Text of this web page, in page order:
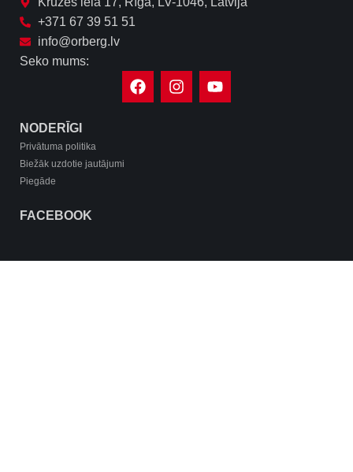
+371 67 39 51 51
info@orberg.lv
Seko mums:
NODERĪGI
Privātuma politika
Biežāk uzdotie jautājumi
Piegāde
FACEBOOK